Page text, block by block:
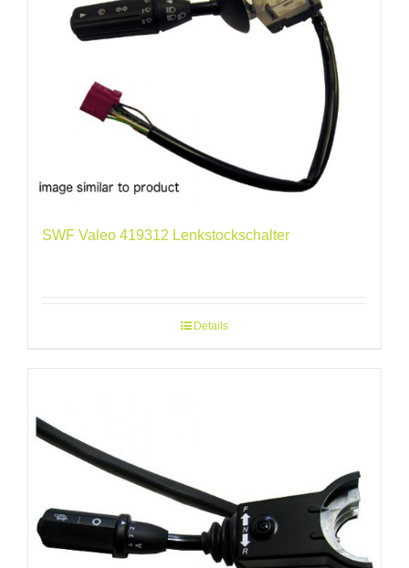
SWF Valeo 419312 Lenkstockschalter
Details